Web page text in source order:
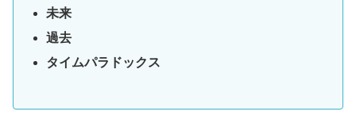
未来
過去
タイムパラドックス